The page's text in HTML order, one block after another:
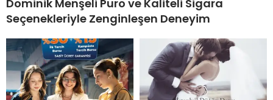
Dominik Menşeli Puro ve Kaliteli Sigara
Seçenekleriyle Zenginleşen Deneyim